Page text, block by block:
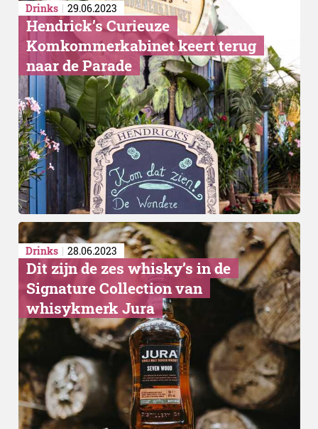
Drinks 29.06.2023
Hendrick’s Curieuze
Komkommerkabinet keert terug
naar de Parade
Drinks 28.06.2023
Dit zijn de zes whisky’s in de
Signature Collection van
whisykmerk Jura